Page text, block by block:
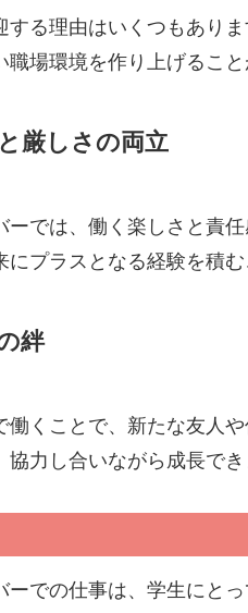
する理由はいくつもあり
職場環境を作り上げること
厳しさの両立
ーでは、働く楽しさと責
にプラスとなる経験を積む
絆
働くことで、新たな友人
協力し合いながら成長でき
ーでの仕事は、学生にと